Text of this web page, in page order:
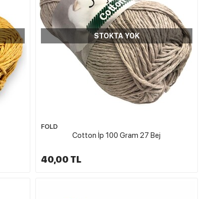
STOKTA YOK
FOLD
Cotton İp 100 Gram 27 Bej
40,00 TL